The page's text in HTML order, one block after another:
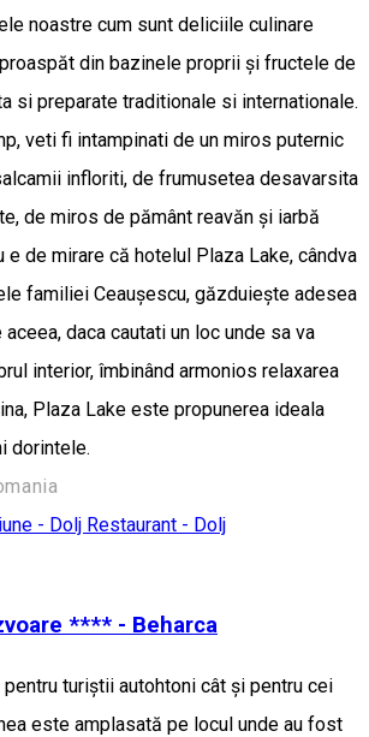
noastre cum sunt deliciile culinare
din bazinele proprii și fructele de
si preparate traditionale si internationale.
veti fi intampinati de un miros puternic
infloriti, de frumusetea desavarsita
de miros de pământ reavăn și iarbă
de mirare că hotelul Plaza Lake, cândva
familiei Ceaușescu, găzduiește adesea
daca cautati un loc unde sa va
interior, îmbinând armonios relaxarea
Plaza Lake este propunerea ideala
dorintele.
- Dolj Restaurant - Dolj
**** - Beharca
turiștii autohtoni cât și pentru cei
este amplasată pe locul unde au fost